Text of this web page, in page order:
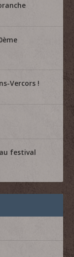
Vercors !
festival